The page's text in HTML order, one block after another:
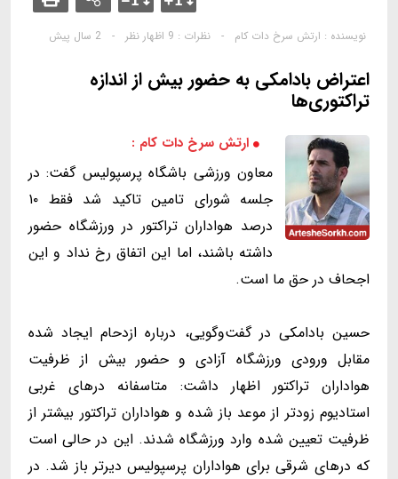
نویسنده : ارتش سرخ دات کام - نظرات : 9 اظهار نظر - 2 سال پیش
اعتراض بادامکی به حضور بیش از اندازه
تراکتوری‌ها
ارتش سرخ دات کام :
معاون ورزشی باشگاه پرسپولیس گفت: در
جلسه شورای تامین تاکید شد فقط ۱۰
درصد هواداران تراکتور در ورزشگاه حضور
داشته باشند، اما این اتفاق رخ نداد و این
اجحاف در حق ما است.
حسین بادامکی در گفت‌وگویی، درباره ازدحام ایجاد شده
مقابل ورودی ورزشگاه آزادی و حضور بیش از ظرفیت
هواداران تراکتور اظهار داشت: متاسفانه درهای غربی
استادیوم زودتر از موعد باز شده و هواداران تراکتور بیشتر از
ظرفیت تعیین شده وارد ورزشگاه شدند. این در حالی است
که درهای شرقی برای هواداران پرسپولیس دیرتر باز شد. در